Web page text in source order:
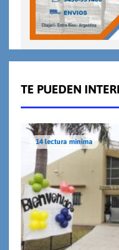
TE PUEDEN
14 lectura mínima